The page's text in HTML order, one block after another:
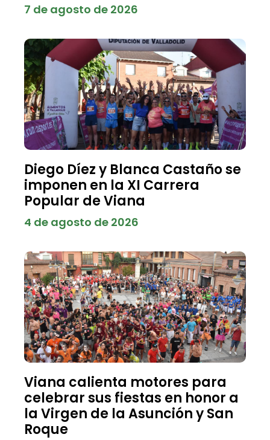
7 de agosto de 2026
Diego Díez y Blanca Castaño se
imponen en la XI Carrera
Popular de Viana
4 de agosto de 2026
Viana calienta motores para
celebrar sus fiestas en honor a
la Virgen de la Asunción y San
Roque